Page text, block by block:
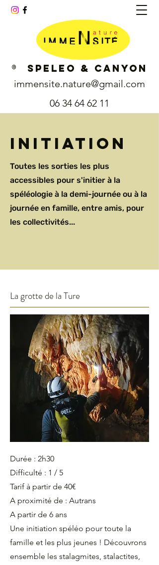
® SPELEO & CANYON
immensite.nature@gmail.com
06 34 64 62 11
Initiation
Toutes les sorties les plus
accessibles pour s'initier à la
spéléologie à la demi-journée ou à la
journée en famille, entre amis, pour
les collectivités...
La grotte de la Ture
Durée : 2h30
Difficulté : 1 / 5
Tarif à partir de 40€
A proximité de : Autrans
A partir de 6 ans
Une initiation spéléo pour toute la
famille et les plus jeunes ! Découvrons
ensemble les stalagmites, stalactites,